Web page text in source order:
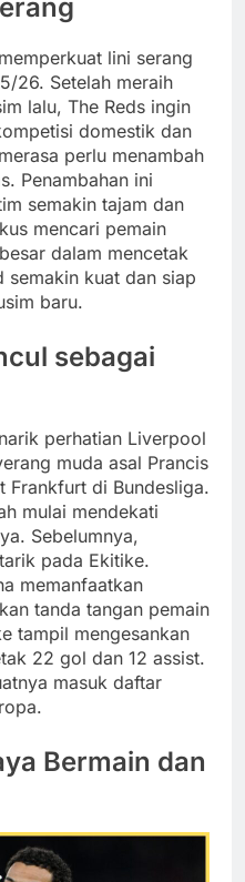
lini serang
26. Setelah meraih
lalu, The Reds ingin
domestik dan
perlu menambah
Penambahan ini
semakin tajam dan
mencari pemain
dalam mencetak
semakin kuat dan siap
baru.
sebagai
perhatian Liverpool
muda asal Prancis
Frankfurt di Bundesliga.
mulai mendekati
Sebelumnya,
pada Ekitike.
memanfaatkan
tanda tangan pemain
tampil mengesankan
22 gol dan 12 assist.
masuk daftar
Bermain dan